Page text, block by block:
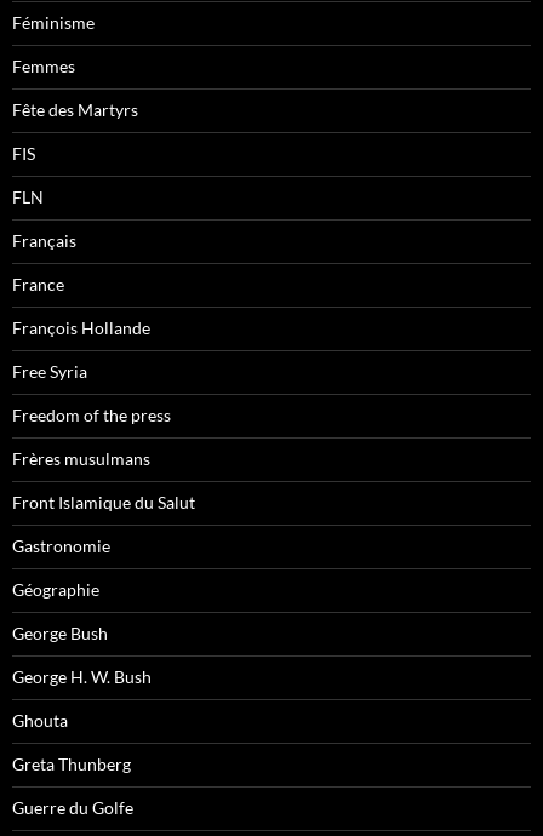
Féminisme
Femmes
Fête des Martyrs
FIS
FLN
Français
France
François Hollande
Free Syria
Freedom of the press
Frères musulmans
Front Islamique du Salut
Gastronomie
Géographie
George Bush
George H. W. Bush
Ghouta
Greta Thunberg
Guerre du Golfe